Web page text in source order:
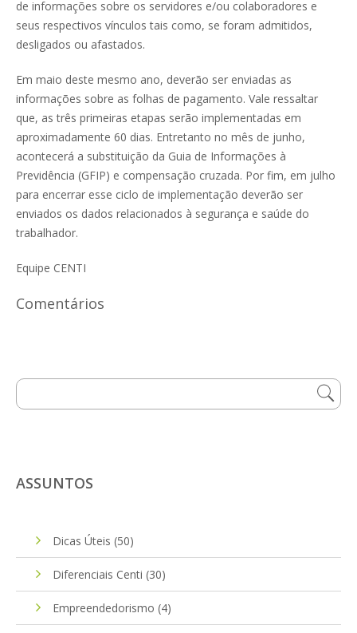
de informações sobre os servidores e/ou colaboradores e
seus respectivos vínculos tais como, se foram admitidos,
desligados ou afastados.
Em maio deste mesmo ano, deverão ser enviadas as
informações sobre as folhas de pagamento. Vale ressaltar
que, as três primeiras etapas serão implementadas em
aproximadamente 60 dias. Entretanto no mês de junho,
acontecerá a substituição da Guia de Informações à
Previdência (GFIP) e compensação cruzada. Por fim, em julho
para encerrar esse ciclo de implementação deverão ser
enviados os dados relacionados à segurança e saúde do
trabalhador.
Equipe CENTI
Comentários
ASSUNTOS
Dicas Úteis (50)
Diferenciais Centi (30)
Empreendedorismo (4)